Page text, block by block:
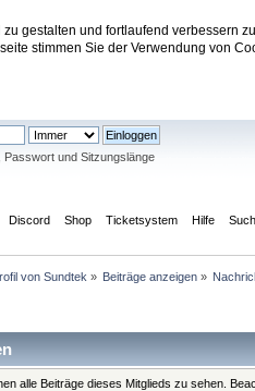
gestalten und fortlaufend verbessern
stimmen Sie der Verwendung von
Forum
Passwort und Sitzungslänge
Discord Shop Ticketsystem Hilfe
von Sundtek » Beiträge anzeigen»
alle Beiträge dieses Mitglieds zu sehen.